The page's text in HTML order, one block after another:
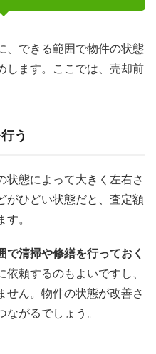
、できる範囲で物件の状態
します。ここでは、売却前
う
状態によって大きく左右さ
がひどい状態だと、査定額
す。
で清掃や修繕を行っておく
依頼するのもよいですし、
せん。物件の状態が改善さ
がるでしょう。